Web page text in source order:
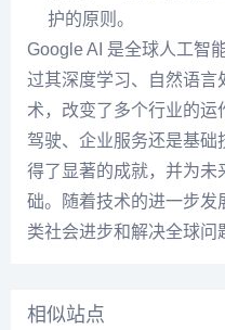
护的原则。
Google AI 是全球人工智
过其深度学习、自然语言
术，改变了多个行业的运
驾驶、企业服务还是基础
得了显著的成就，并为未
础。随着技术的进一步发
类社会进步和解决全球问
相似站点